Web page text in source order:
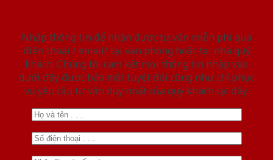
Nhập thông tin để nhận được tư vấn miễn phí qua
điện thoại / email/ tại văn phòng hoặc tại nhà quý
khách. Chúng tôi cam kết mọi thông tin nhập vào
dưới đây được bảo mật tuyệt đối cũng như chỉ phục
vụ yêu cầu tư vấn duy nhất của quý khách tại đây.